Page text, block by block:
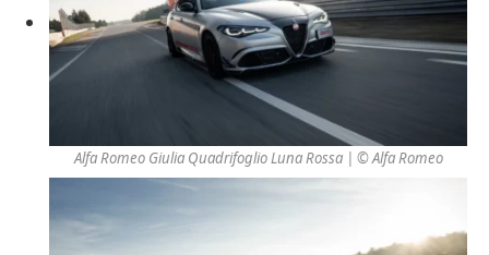
Alfa Romeo Giulia Quadrifoglio Luna Rossa | © Alfa Romeo